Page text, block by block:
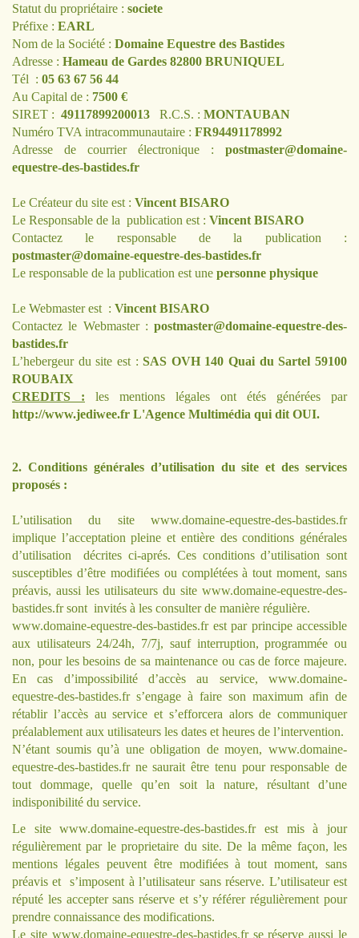
Statut du propriétaire : societe
Préfixe : EARL
Nom de la Société : Domaine Equestre des Bastides
Adresse : Hameau de Gardes 82800 BRUNIQUEL
Tél : 05 63 67 56 44
Au Capital de : 7500 €
SIRET : 49117899200013 R.C.S. : MONTAUBAN
Numéro TVA intracommunautaire : FR94491178992
Adresse de courrier électronique : postmaster@domaine-
equestre-des-bastides.fr
Le Créateur du site est : Vincent BISARO
Le Responsable de la publication est : Vincent BISARO
Contactez le responsable de la publication :
postmaster@domaine-equestre-des-bastides.fr
Le responsable de la publication est une personne physique
Le Webmaster est : Vincent BISARO
Contactez le Webmaster : postmaster@domaine-equestre-des-
bastides.fr
L’hebergeur du site est :SAS OVH 140 Quai du Sartel 59100
ROUBAIX
CREDITS : les mentions légales ont étés générées par
http://www.jediwee.fr L'Agence Multimédia qui dit OUI.
2. Conditions générales d’utilisation du site et des services
proposés :
L’utilisation du site www.domaine-equestre-des-bastides.fr
implique l’acceptation pleine et entière des conditions générales
d’utilisation décrites ci-aprés. Ces conditions d’utilisation sont
susceptibles d’être modifiées ou complétées à tout moment, sans
préavis, aussi les utilisateurs du site www.domaine-equestre-des-
bastides.frsont invités à les consulter de manière régulière.
www.domaine-equestre-des-bastides.frest par principe accessible
aux utilisateurs 24/24h, 7/7j, sauf interruption, programmée ou
non, pour les besoins de sa maintenance ou cas de force majeure.
En cas d’impossibilité d’accès au service, www.domaine-
equestre-des-bastides.frs’engage à faire son maximum afin de
rétablir l’accès au service et s’efforcera alors de communiquer
préalablement aux utilisateurs les dates et heures de l’intervention.
N’étant soumis qu’à une obligation de moyen, www.domaine-
equestre-des-bastides.frne saurait être tenu pour responsable de
tout dommage, quelle qu’en soit la nature, résultant d’une
indisponibilité du service.
Le sitewww.domaine-equestre-des-bastides.frest mis à jour
régulièrement par le proprietaire du site. De la même façon, les
mentions légales peuvent être modifiées à tout moment, sans
préavis et s’imposent à l’utilisateur sans réserve. L’utilisateur est
réputé les accepter sans réserve et s’y référer régulièrement pour
prendre connaissance des modifications.
Le site www.domaine-equestre-des-bastides.frse réserve aussi le